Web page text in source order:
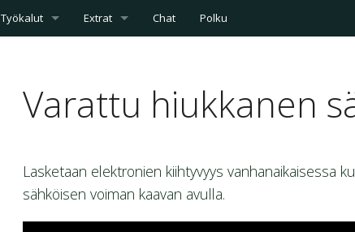
Työkalut Extrat Chat Polku
Varattu hiukkanen
Lasketaan elektronien kiihtyvyys vanhanaikaisessa
sähköisen voiman kaavan avulla.